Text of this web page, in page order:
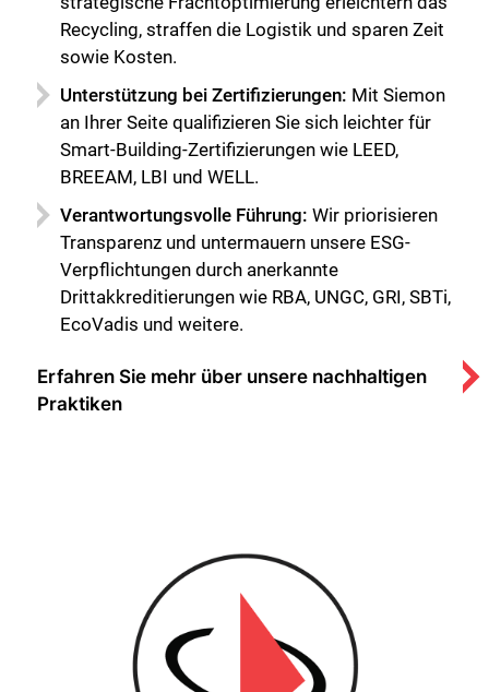
Recycling, straffen die Logistik und sparen Zeit
sowie Kosten.
Unterstützung bei Zertifizierungen: Mit Siemon
an Ihrer Seite qualifizieren Sie sich leichter für
Smart-Building-Zertifizierungen wie LEED,
BREEAM, LBI und WELL.
Verantwortungsvolle Führung: Wir priorisieren
Transparenz und untermauern unsere ESG-
Verpflichtungen durch anerkannte
Drittakkreditierungen wie RBA, UNGC, GRI, SBTi,
EcoVadis und weitere.
Erfahren Sie mehr über unsere nachhaltigen
Praktiken
Schließen Sie